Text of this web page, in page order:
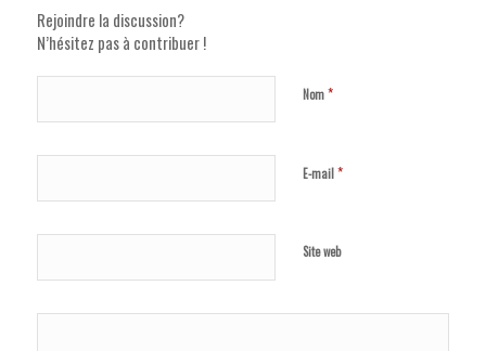
Rejoindre la discussion?
N’hésitez pas à contribuer !
Nom*
E-mail*
Site web